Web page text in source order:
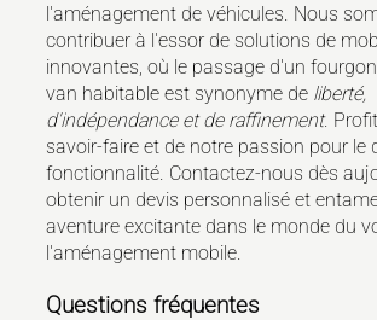
l'aménagement de véhicules. Nous
contribuer à l'essor de solutions de
innovantes, où le passage d'un
van habitable est synonyme de liberté,
d'indépendance et de raffinement.
savoir-faire et de notre passion pour le
fonctionnalité. Contactez-nous dès
obtenir un devis personnalisé et
aventure excitante dans le monde du
l'aménagement mobile.
Questions fréquentes